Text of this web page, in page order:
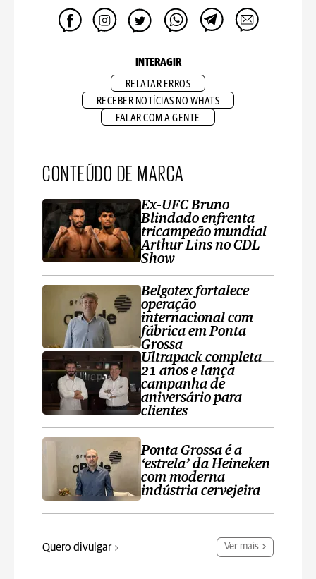
INTERAGIR
RELATAR ERROS
RECEBER NOTÍCIAS NO WHATS
FALAR COM A GENTE
CONTEÚDO DE MARCA
Ex-UFC Bruno
Blindado enfrenta
tricampeão mundial
Arthur Lins no CDL
Show
Belgotex fortalece
operação
internacional com
fábrica em Ponta
Grossa
Ultrapack completa
21 anos e lança
campanha de
aniversário para
clientes
Ponta Grossa é a
‘estrela’ da Heineken
com moderna
indústria cervejeira
Quero divulgar Ver mais